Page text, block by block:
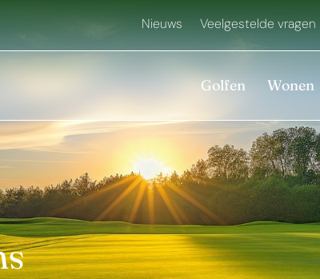
Nieuws Veelgestelde vragen
Golfen Wonen